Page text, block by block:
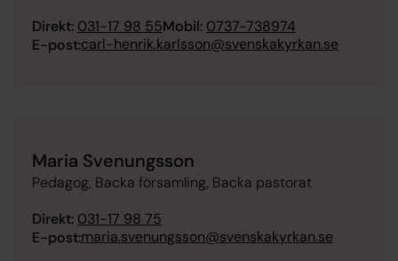
Direkt: 031-17 98 55Mobil: 0737-738974
E-post:carl-henrik.karlsson@svenskakyrkan.se
Maria Svenungsson
Pedagog, Backa församling, Backa pastorat
Direkt: 031-17 98 75
E-post:maria.svenungsson@svenskakyrkan.se